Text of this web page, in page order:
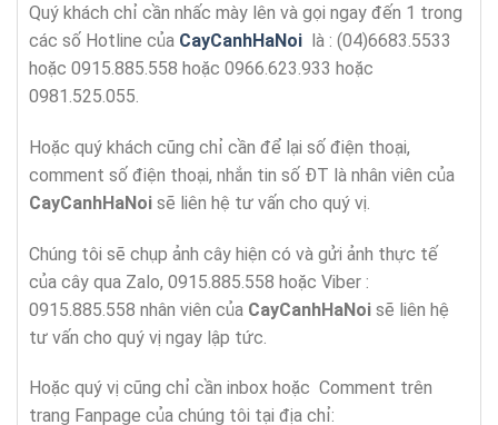
Quý khách chỉ cần nhấc mày lên và gọi ngay đến 1 trong
các số Hotline của CayCanhHaNoi là : (04)6683.5533
hoặc 0915.885.558 hoặc 0966.623.933 hoặc
0981.525.055.
Hoặc quý khách cũng chỉ cần để lại số điện thoại,
comment số điện thoại, nhắn tin số ĐT là nhân viên của
CayCanhHaNoi sẽ liên hệ tư vấn cho quý vị.
Chúng tôi sẽ chụp ảnh cây hiện có và gửi ảnh thực tế
của cây qua Zalo, 0915.885.558 hoặc Viber :
0915.885.558 nhân viên của CayCanhHaNoi sẽ liên hệ
tư vấn cho quý vị ngay lập tức.
Hoặc quý vị cũng chỉ cần inbox hoặc Comment trên
trang Fanpage của chúng tôi tại địa chỉ: